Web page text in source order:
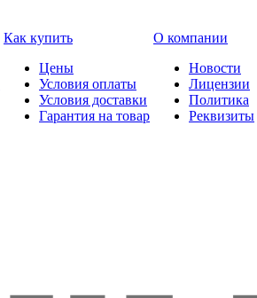
Как купить
Цены
Условия оплаты
Условия доставки
Гарантия на товар
О компании
Новости
Лицензии
Политика
Реквизиты